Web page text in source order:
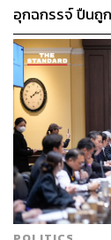
อุกฉกรรจ์ ปืนถู